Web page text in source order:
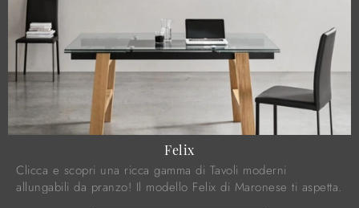
Felix
Clicca e scopri una ricca gamma di Tavoli moderni
allungabili da pranzo! Il modello Felix di Maronese ti aspetta.